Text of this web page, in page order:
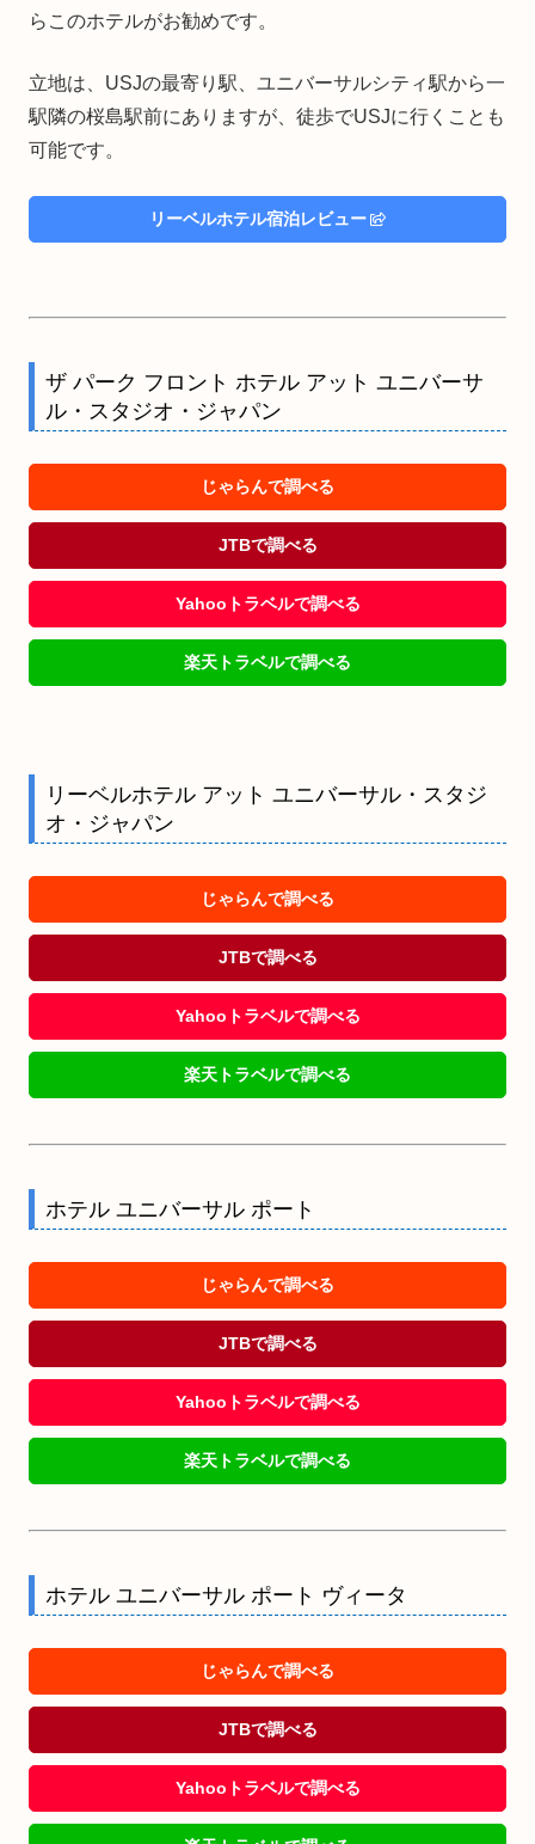
らこのホテルがお勧めです。
立地は、USJの最寄り駅、ユニバーサルシティ駅から一
駅隣の桜島駅前にありますが、徒歩でUSJに行くことも
可能です。
リーベルホテル宿泊レビュー
ザ パーク フロント ホテル アット ユニバーサ
ル・スタジオ・ジャパン
じゃらんで調べる
JTBで調べる
Yahooトラベルで調べる
楽天トラベルで調べる
リーベルホテル アット ユニバーサル・スタジ
オ・ジャパン
じゃらんで調べる
JTBで調べる
Yahooトラベルで調べる
楽天トラベルで調べる
ホテル ユニバーサル ポート
じゃらんで調べる
JTBで調べる
Yahooトラベルで調べる
楽天トラベルで調べる
ホテル ユニバーサル ポート ヴィータ
じゃらんで調べる
JTBで調べる
Yahooトラベルで調べる